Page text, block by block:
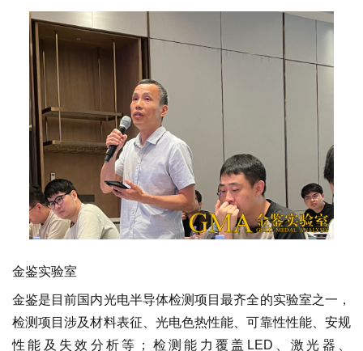
金鉴实验室
金鉴是目前国内光电半导体检测项目最齐全的实验室之一，
检测项目涉及材料表征、光电色热性能、可靠性性能、安规
性能及失效分析等；检测能力覆盖LED、激光器、